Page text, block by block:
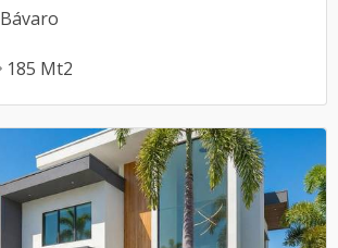
Bávaro
185 Mt2